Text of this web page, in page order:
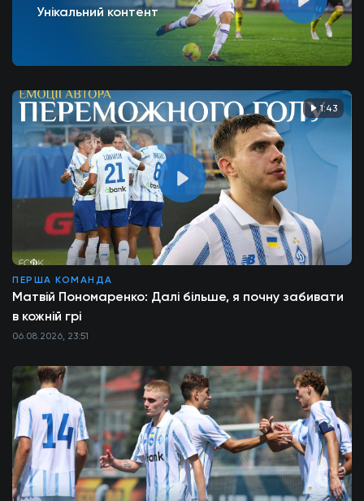
Унікальний контент
1:43
ПЕРША КОМАНДА
Матвій Пономаренко: Далі більше, я почну забивати
в кожній грі
06.08.2026, 23:51